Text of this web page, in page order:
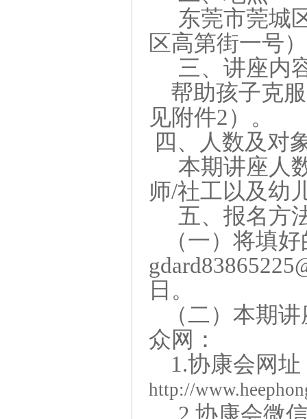
东莞市莞城
区高第街一号）
三、讲座内
帮助孩子克
见附件2）。
四 、人数及对
本期讲座人
师/社工以及幼
五、报名方
（一）将填好
日。
（二）本期讲
众网：
1.协康会网址
http://